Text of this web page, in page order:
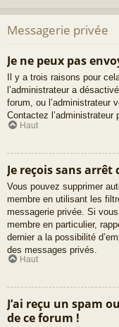
Messagerie privée
Je ne peux pas
Il y a trois raisons pour
l’administrateur a
forum, ou l’administrateur
Contactez l’administrateur
Haut
Je reçois sans arrêt
Vous pouvez supprimer
membre en utilisant les
messagerie privée. Si
membre en particulier,
dernier a la possibilité
des messages privés.
Haut
J’ai reçu un spam
de ce forum !